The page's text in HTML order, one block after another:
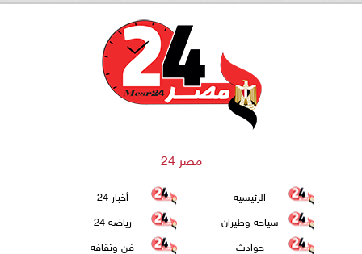
مصر 24
الرئيسية
أخبار 24
سياحة وطيران
رياضة 24
حوادث
فن وثقافة